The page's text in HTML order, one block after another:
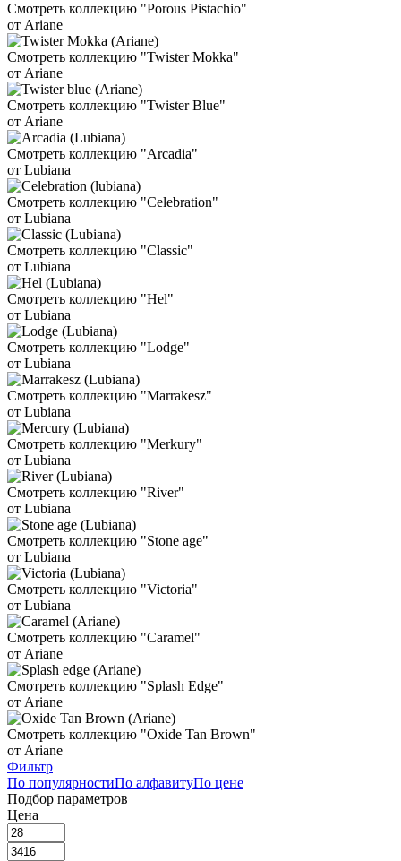
Смотреть коллекцию "Porous Pistachio"
от Ariane
Смотреть коллекцию "Twister Mokka"
от Ariane
Смотреть коллекцию "Twister Blue"
от Ariane
Смотреть коллекцию "Arcadia"
от Lubiana
Смотреть коллекцию "Celebration"
от Lubiana
Смотреть коллекцию "Classic"
от Lubiana
Смотреть коллекцию "Hel"
от Lubiana
Смотреть коллекцию "Lodge"
от Lubiana
Смотреть коллекцию "Marrakesz"
от Lubiana
Смотреть коллекцию "Merkury"
от Lubiana
Смотреть коллекцию "River"
от Lubiana
Смотреть коллекцию "Stone age"
от Lubiana
Смотреть коллекцию "Victoria"
от Lubiana
Смотреть коллекцию "Caramel"
от Ariane
Смотреть коллекцию "Splash Edge"
от Ariane
Смотреть коллекцию "Oxide Tan Brown"
от Ariane
Фильтр
По популярностиПо алфавитуПо цене
Подбор параметров
Цена